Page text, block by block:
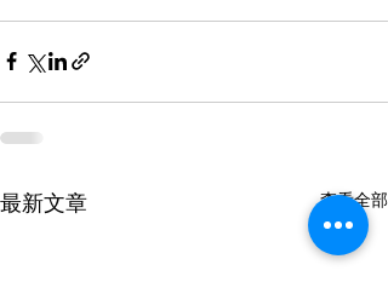
最新文章 查看全部